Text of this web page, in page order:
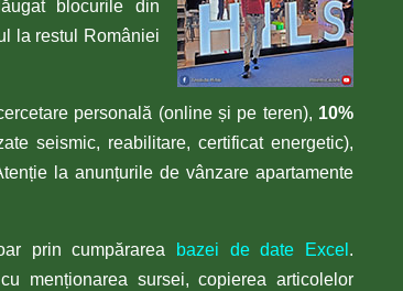
blocurile din
la restul României
personală (online și pe teren), 10%
seismic, reabilitare, certificat energetic),
la anunțurile de vânzare apartamente
prin cumpărarea bazei de date Excel .
menționarea sursei, copierea articolelor